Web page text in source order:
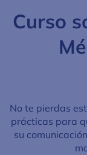
Curso
No te pierdas
prácticas para
su